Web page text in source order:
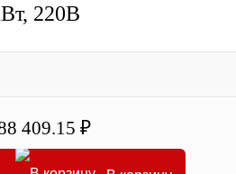
220В
409.15 ₽